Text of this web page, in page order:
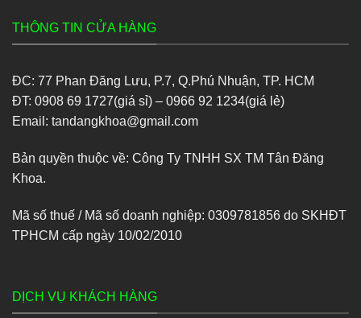
THÔNG TIN CỬA HÀNG
ĐC: 77 Phan Đăng Lưu, P.7, Q.Phú Nhuận, TP. HCM
ĐT: 0908 69 1727(giá sỉ) – 0966 92 1234(giá lẻ)
Email: tandangkhoa@gmail.com
Bản quyền thuộc về: Công Ty TNHH SX TM Tân Đăng
Khoa.
Mã số thuế / Mã số doanh nghiệp: 0309781856 do SKHĐT
TPHCM cấp ngày 10/02/2010
DỊCH VỤ KHÁCH HÀNG